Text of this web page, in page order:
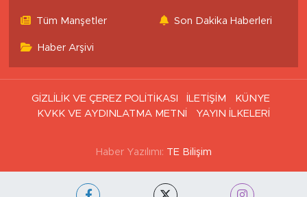
Tüm Manşetler Son Dakika Haberleri
Haber Arşivi
GİZLİLİK VE ÇEREZ POLİTİKASI İLETİŞİM
KÜNYE
KVKK VE AYDINLATMA METNİ
YAYIN İLKELERİ
Haber Yazılımı: TE Bilişim